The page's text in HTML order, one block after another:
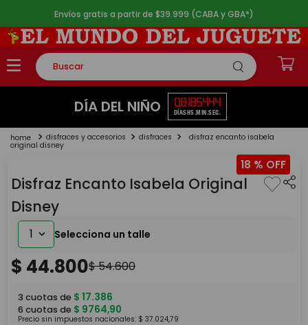
Envíos gratis a partir de $39.999 (CABA y GBA*)
Buscar
TÉRMINOS MÁS BUSCADOS
2.
lego
4.
monopatin
5. toy story
DÍA DEL NIÑO 08
DÍAS
18
HS.
54
MIN.
44
SEG.
disfraces y accesorios disfraces disfraz encanto isabela
original disney
18 %
Disfraz Encanto Isabela Original
Disney
1
$ 44.800$54.600
3 cuotas de $ 17.386
6 cuotas de $ 9764,90
Precio sin impuestos nacionales: $ 37.024,79